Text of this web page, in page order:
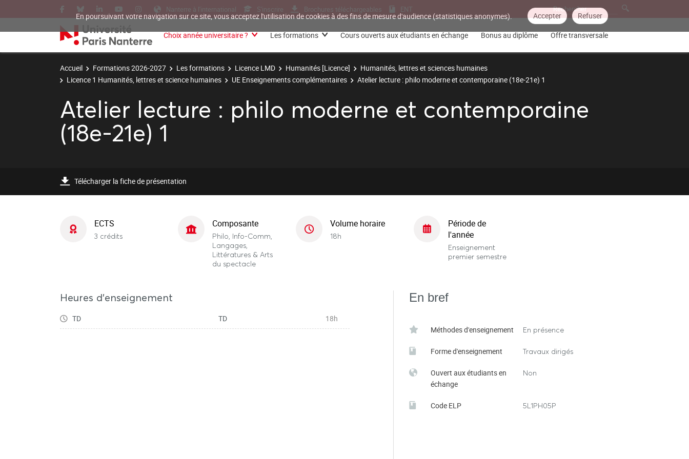
En poursuivant votre navigation sur ce site, vous acceptez l'utilisation de cookies à des fins de mesure d'audience (statistiques anonymes). Accepter Refuser
Nanterre à l'international S'inscrire Brochures téléchargeables ENT
Choix année universitaire ? Les formations Cours ouverts aux étudiants en échange Bonus au diplôme Offre transversale
Accueil Formations 2026-2027 Les formations Licence LMD Humanités [Licence]
Humanités, lettres et sciences humaines
Licence 1 Humanités, lettres et science humaines
UE Enseignements complémentaires Atelier lecture : philo moderne et contemporaine (18e-21e) 1
Atelier lecture : philo moderne et contemporaine
(18e-21e) 1
Télécharger la fiche de présentation
ECTS
3 crédits
Composante
Philo, Info-Comm,
Langages,
Littératures & Arts
du spectacle
Volume horaire
18h
Période de
l'année
Enseignement
premier semestre
Heures d'enseignement
TD TD 18h
En bref
Méthodes d'enseignement En présence
Forme d'enseignement Travaux dirigés
Ouvert aux étudiants en
échange
Non
Code ELP 5L1PH05P